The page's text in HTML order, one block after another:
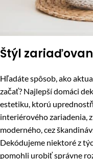
Štýl
Hľadáte spôsob, ako
začať? Najlepší domáci
estetiku, ktorú
interiérového zariadenia,
moderného, cez
Dekódujeme niektoré z
pomohli urobiť správne